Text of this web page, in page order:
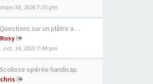
30, 2026 7:55 pm
sur un plâtre a…
Rosy
oct. 14, 2023 7:44 pm
opérée handicap
chris